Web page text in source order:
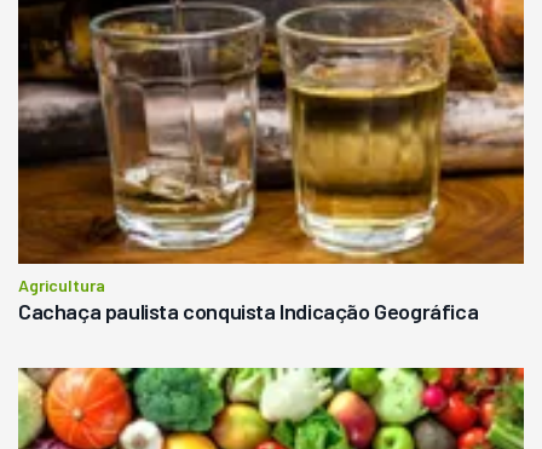
Agricultura
Cachaça paulista conquista Indicação Geográfica